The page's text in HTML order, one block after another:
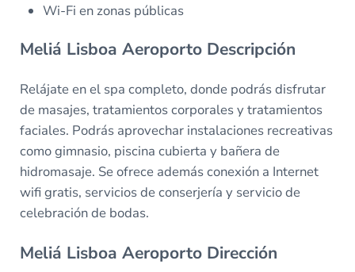
Wi-Fi en zonas públicas
Meliá Lisboa Aeroporto Descripción
Relájate en el spa completo, donde podrás disfrutar
de masajes, tratamientos corporales y tratamientos
faciales. Podrás aprovechar instalaciones recreativas
como gimnasio, piscina cubierta y bañera de
hidromasaje. Se ofrece además conexión a Internet
wifi gratis, servicios de conserjería y servicio de
celebración de bodas.
Meliá Lisboa Aeroporto Dirección